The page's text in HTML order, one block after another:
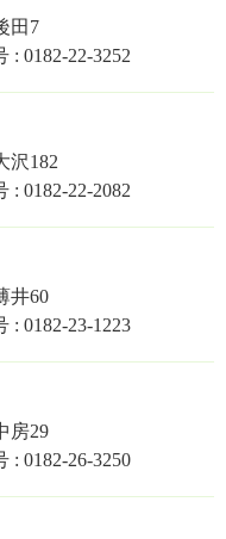
田7
0182-22-3252
沢182
0182-22-2082
井60
0182-23-1223
房29
0182-26-3250